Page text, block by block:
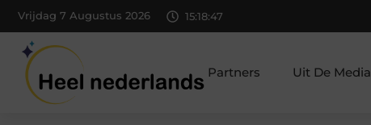
Vrijdag 7 Augustus 2026 15:18:48
Partners Uit De Media